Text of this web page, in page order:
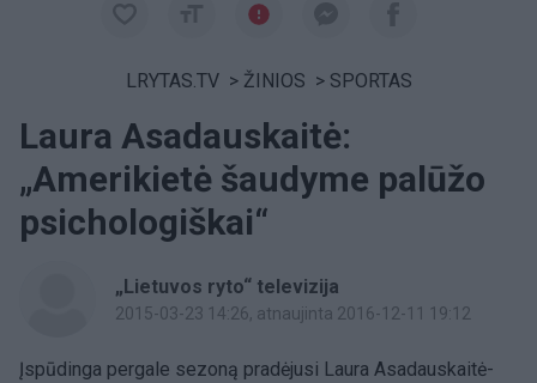
LRYTAS.TV > ŽINIOS > SPORTAS
Laura Asadauskaitė:
„Amerikietė šaudyme palūžo
psichologiškai“
„Lietuvos ryto“ televizija
2015-03-23 14:26, atnaujinta 2016-12-11 19:12
Įspūdinga pergale sezoną pradėjusi Laura Asadauskaitė-